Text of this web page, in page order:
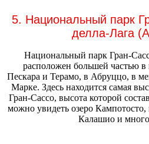
5. Национальный парк
делла-Лага
Национальный парк Гран-
расположен большей частью
Пескара и Терамо, в Абруццо, в
Марке. Здесь находится самая
Гран-Сассо, высота которой
можно увидеть озеро
Калашио и